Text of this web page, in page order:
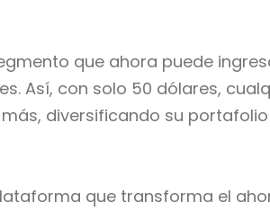
que ahora puede
Así, con solo 50 dólares,
diversificando su
que transforma el